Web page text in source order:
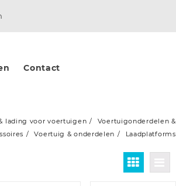
Contact
lading voor voertuigen
Voertuigonderdelen &
Voertuig & onderdelen Laadplatforms